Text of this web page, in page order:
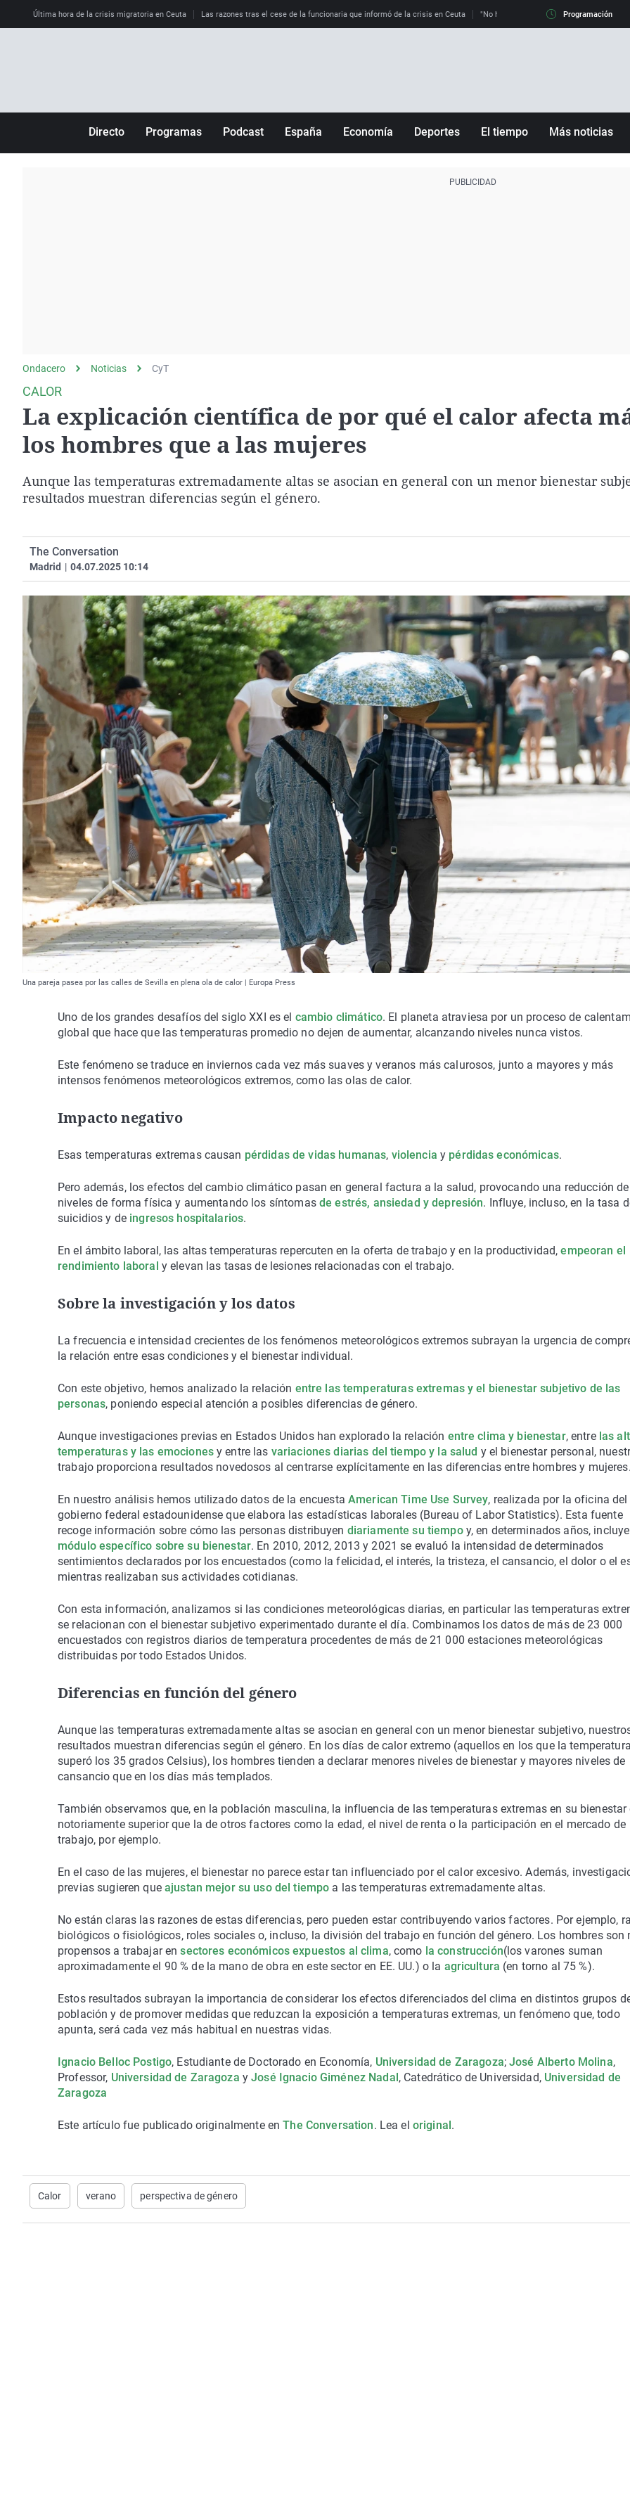
Última hora de la crisis migratoria en Ceuta Las razones tras el cese de la funcionaria que informó de la crisis en Ceuta "No hay mafias, que no nos engañen":
Programación
Directo Programas
Como el perro y el
Podcast
Negra
España
País Vasco
Economía Deportes El tiempo Más noticias
Ondacero Noticias CyT
CALOR
La explicación científica de por qué el calor afecta
los hombres que a las mujeres
Aunque las temperaturas extremadamente altas se asocian en general con un menor bienestar
resultados muestran diferencias según el género.
The Conversation
Madrid | 04.07.2025 10:14
Una pareja pasea por las calles de Sevilla en plena ola de calor | Europa Press
Uno de los grandes desafíos del siglo XXI es el cambio climático. El planeta atraviesa por un proceso de
global que hace que las temperaturas promedio no dejen de aumentar, alcanzando niveles nunca vistos.
Este fenómeno se traduce en inviernos cada vez más suaves y veranos más calurosos, junto a mayores y más
intensos fenómenos meteorológicos extremos, como las olas de calor.
Impacto negativo
Esas temperaturas extremas causan pérdidas de vidas humanas, violencia y pérdidas económicas.
Pero además, los efectos del cambio climático pasan en general factura a la salud, provocando una reducción
niveles de forma física y aumentando los síntomasde estrés, ansiedad y depresión. Influye, incluso, en la tasa
suicidios y de ingresos hospitalarios.
En el ámbito laboral, las altas temperaturas repercuten en la oferta de trabajo y en la productividad,empeoran el
rendimiento laboral y elevan las tasas de lesiones relacionadas con el trabajo.
Sobre la investigación y los datos
La frecuencia e intensidad crecientes de los fenómenos meteorológicos extremos subrayan la urgencia de
la relación entre esas condiciones y el bienestar individual.
Con este objetivo, hemos analizado la relación entre las temperaturas extremas y el bienestar subjetivo de las
personas, poniendo especial atención a posibles diferencias de género.
Aunque investigaciones previas en Estados Unidos han explorado la relación entre clima y bienestar, entre las
temperaturas y las emocionesy entre las variaciones diarias del tiempo y la salud y el bienestar personal,
trabajo proporciona resultados novedosos al centrarse explícitamente en las diferencias entre hombres y mujeres.
En nuestro análisis hemos utilizado datos de la encuesta American Time Use Survey, realizada por la oficina del
gobierno federal estadounidense que elabora las estadísticas laborales (Bureau of Labor Statistics). Esta fuente
recoge información sobre cómo las personas distribuyen diariamente su tiempoy, en determinados años,
módulo específico sobre su bienestar. En 2010, 2012, 2013 y 2021 se evaluó la intensidad de determinados
sentimientos declarados por los encuestados (como la felicidad, el interés, la tristeza, el cansancio, el dolor o el
mientras realizaban sus actividades cotidianas.
Con esta información, analizamos si las condiciones meteorológicas diarias, en particular las temperaturas
se relacionan con el bienestar subjetivo experimentado durante el día. Combinamos los datos de más de 23 000
encuestados con registros diarios de temperatura procedentes de más de 21 000 estaciones meteorológicas
distribuidas por todo Estados Unidos.
Diferencias en función del género
Aunque las temperaturas extremadamente altas se asocian en general con un menor bienestar subjetivo,
resultados muestran diferencias según el género. En los días de calor extremo (aquellos en los que la temperatura
superó los 35 grados Celsius), los hombres tienden a declarar menores niveles de bienestar y mayores niveles de
cansancio que en los días más templados.
También observamos que, en la población masculina, la influencia de las temperaturas extremas en su bienestar
notoriamente superior que la de otros factores como la edad, el nivel de renta o la participación en el mercado de
trabajo, por ejemplo.
En el caso de las mujeres, el bienestar no parece estar tan influenciado por el calor excesivo. Además,
previas sugieren que ajustan mejor su uso del tiempo a las temperaturas extremadamente altas.
No están claras las razones de estas diferencias, pero pueden estar contribuyendo varios factores. Por ejemplo,
biológicos o fisiológicos, roles sociales o, incluso, la división del trabajo en función del género. Los hombres son
propensos a trabajar ensectores económicos expuestos al clima, como la construcción(los varones suman
aproximadamente el 90 % de la mano de obra en este sector en EE. UU.) o la agricultura (en torno al 75 %).
Estos resultados subrayan la importancia de considerar los efectos diferenciados del clima en distintos grupos
población y de promover medidas que reduzcan la exposición a temperaturas extremas, un fenómeno que, todo
apunta, será cada vez más habitual en nuestras vidas.
Ignacio Belloc Postigo, Estudiante de Doctorado en Economía, Universidad de Zaragoza;José Alberto Molina,
Professor, Universidad de Zaragoza yJosé Ignacio Giménez Nadal , Catedrático de Universidad, Universidad de
Zaragoza
Este artículo fue publicado originalmente enThe Conversation. Lea el original .
Calor verano perspectiva de género